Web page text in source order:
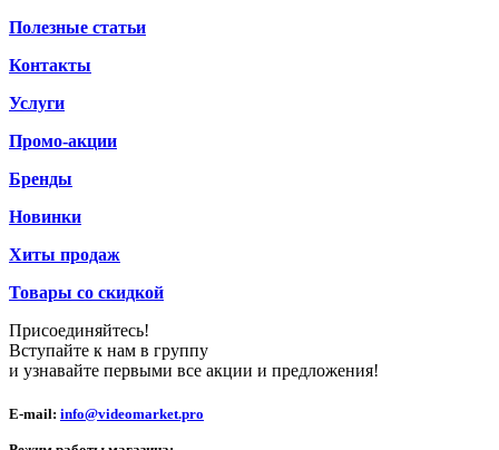
Полезные статьи
Контакты
Услуги
Промо-акции
Бренды
Новинки
Хиты продаж
Товары со скидкой
Присоединяйтесь!
Вступайте к нам в группу
и узнавайте первыми все акции и предложения!
E-mail: info@videomarket.pro